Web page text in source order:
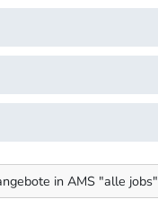
in AMS "alle jobs"